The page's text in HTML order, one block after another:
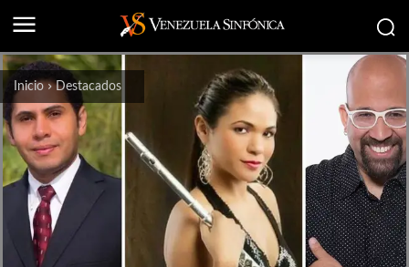
Inicio Destacados